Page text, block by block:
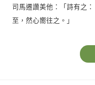
司馬遷讚美他：「詩有之
至，然心嚮往之。」